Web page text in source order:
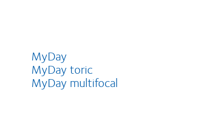
MyDay
MyDay toric
MyDay multifocal